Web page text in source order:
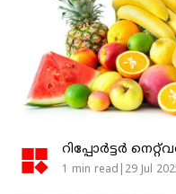
റിപ്പോർട്ടർ
1 min read|29 Jul